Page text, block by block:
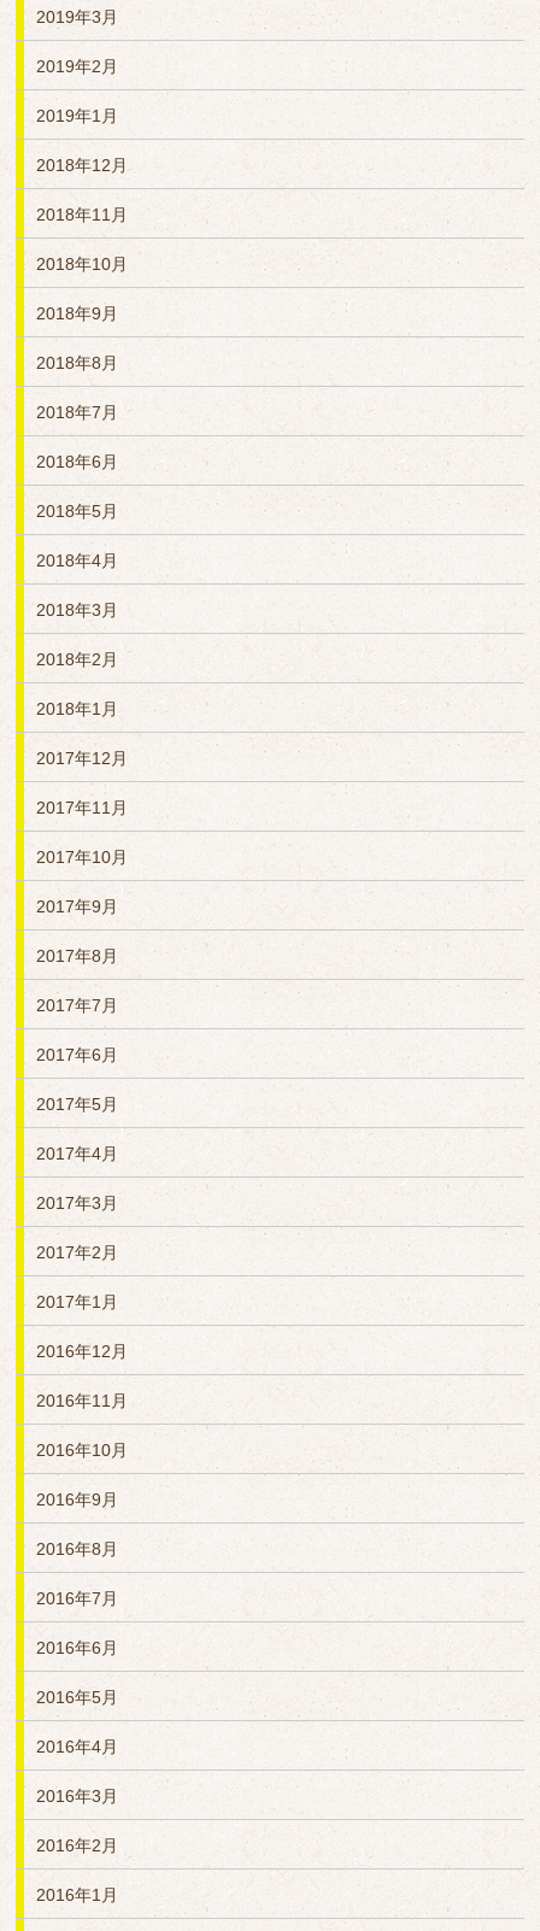
2019年3月
2019年2月
2019年1月
2018年12月
2018年11月
2018年10月
2018年9月
2018年8月
2018年7月
2018年6月
2018年5月
2018年4月
2018年3月
2018年2月
2018年1月
2017年12月
2017年11月
2017年10月
2017年9月
2017年8月
2017年7月
2017年6月
2017年5月
2017年4月
2017年3月
2017年2月
2017年1月
2016年12月
2016年11月
2016年10月
2016年9月
2016年8月
2016年7月
2016年6月
2016年5月
2016年4月
2016年3月
2016年2月
2016年1月